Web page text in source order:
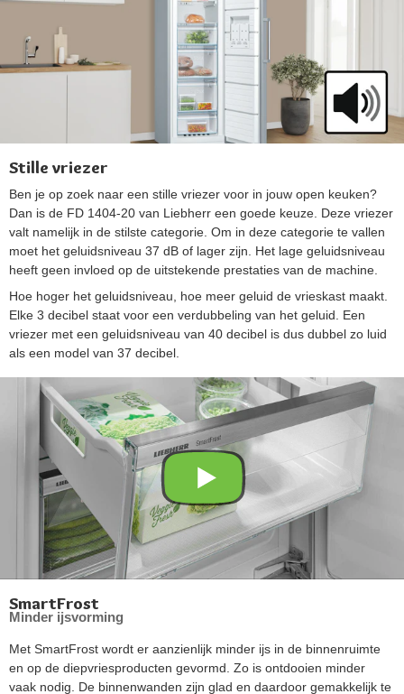
Stille vriezer
Ben je op zoek naar een stille vriezer voor in jouw open keuken?
Dan is de FD 1404-20 van Liebherr een goede keuze. Deze vriezer
valt namelijk in de stilste categorie. Om in deze categorie te vallen
moet het geluidsniveau 37 dB of lager zijn. Het lage geluidsniveau
heeft geen invloed op de uitstekende prestaties van de machine.
Hoe hoger het geluidsniveau, hoe meer geluid de vrieskast maakt.
Elke 3 decibel staat voor een verdubbeling van het geluid. Een
vriezer met een geluidsniveau van 40 decibel is dus dubbel zo luid
als een model van 37 decibel.
SmartFrost
Minder ijsvorming
Met SmartFrost wordt er aanzienlijk minder ijs in de binnenruimte
en op de diepvriesproducten gevormd. Zo is ontdooien minder
vaak nodig. De binnenwanden zijn glad en daardoor gemakkelijk te